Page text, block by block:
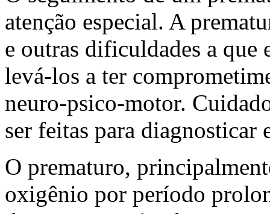
atenção especial. A
e outras dificuldades a que
levá-los a ter
neuro-psico-motor.
ser feitas para diagnosticar
O prematuro,
oxigênio por período